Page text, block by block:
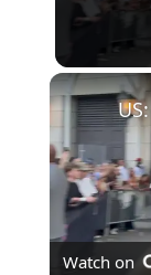
Watch on